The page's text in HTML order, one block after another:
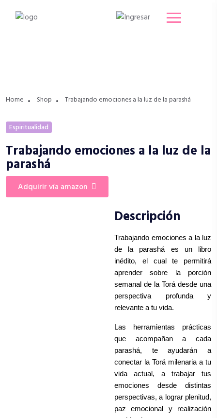
Home Shop Trabajando emociones a la luz de la parashá
Espiritualidad
Trabajando emociones a la luz de la
parashá
adquirir vía amazon
Descripción
Trabajando emociones a la luz
de la parashá es un libro
inédito, el cual te permitirá
aprender sobre la porción
semanal de la Torá desde una
perspectiva profunda y
relevante a tu vida.
Las herramientas prácticas
que acompañan a cada
parashá, te ayudarán a
conectar la Torá milenaria a tu
vida actual, a trabajar tus
emociones desde distintas
perspectivas, a lograr plenitud,
paz emocional y realización